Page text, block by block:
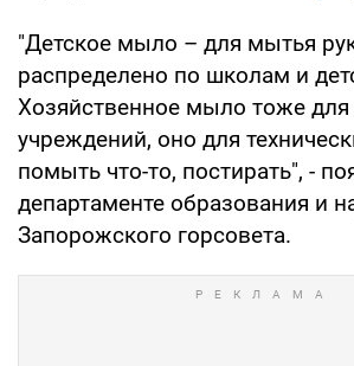
"Детское мыло – для мытья
распределено по школам и
Хозяйственное мыло тоже для
учреждений, оно для
помыть что-то, постирать", -
департаменте образования и
Запорожского горсовета.